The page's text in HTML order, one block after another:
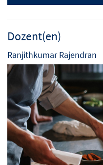
Dozent(en)
Ranjithkumar Rajendran